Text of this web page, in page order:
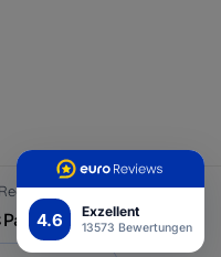
4.6 Exzellent
13573 Bewertungen
vorbehalten.